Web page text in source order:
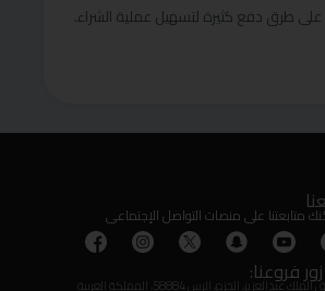
طرق دفع كثيرة لتسهيل عملية الشراء.
متابعتنا على منصات التواصل الإجتماعى
فروعنا: طريق الملك عبدالعزيز، الحزم، الرس 58884، المملكة العربية